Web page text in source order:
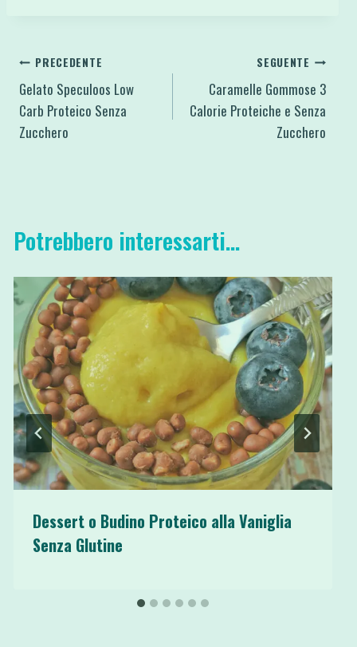
Navigazione
articoli
PRECEDENTE
Gelato Speculoos Low
Carb Proteico Senza
Zucchero
SEGUENTE
Caramelle Gommose 3
Calorie Proteiche e Senza
Zucchero
Potrebbero interessarti...
Dessert o Budino Proteico alla Vaniglia
Senza Glutine